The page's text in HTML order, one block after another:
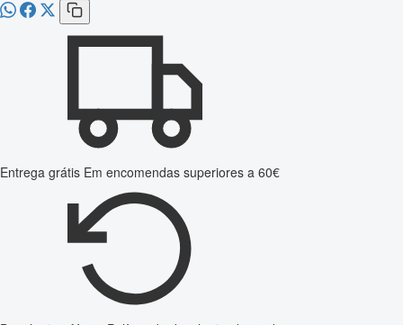
Entrega grátis Em encomendas superiores a 60€